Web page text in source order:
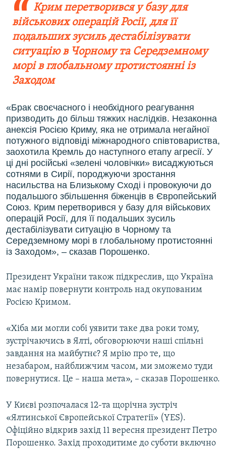
Крим перетворився у базу для
військових операцій Росії, для її
подальших зусиль дестабілізувати
ситуацію в Чорному та Середземному
морі в глобальному протистоянні із
Заходом
«Брак своєчасного і необхідного реагування
призводить до більш тяжких наслідків. Незаконна
анексія Росією Криму, яка не отримала негайної
потужного відповіді міжнародного співтовариства,
заохотила Кремль до наступного етапу агресії. У
ці дні російські «зелені чоловічки» висаджуються
сотнями в Сирії, породжуючи зростання
насильства на Близькому Сході і провокуючи до
подальшого збільшення біженців в Європейський
Союз. Крим перетворився у базу для військових
операцій Росії, для її подальших зусиль
дестабілізувати ситуацію в Чорному та
Середземному морі в глобальному протистоянні
із Заходом», – сказав Порошенко.
Президент України також підкреслив, що Україна
має намір повернути контроль над окупованим
Росією Кримом.
«Хіба ми могли собі уявити таке два роки тому,
зустрічаючись в Ялті, обговорюючи наші спільні
завдання на майбутнє? Я мрію про те, що
незабаром, найближчим часом, ми зможемо туди
повернутися. Це – наша мета», – сказав Порошенко.
У Києві розпочалася 12-та щорічна зустріч
«Ялтинської Європейської Стратегії» (YES).
Офіційно відкрив захід 11 вересня президент Петро
Порошенко. Захід проходитиме до суботи включно